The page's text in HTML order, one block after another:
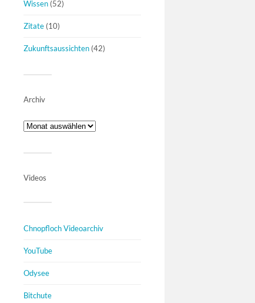
Wissen (52)
Zitate (10)
Zukunftsaussichten (42)
Archiv
Videos
Chnopfloch Videoarchiv
YouTube
Odysee
Bitchute